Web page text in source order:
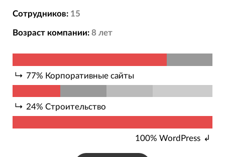
Сотрудников: 15
Возраст компании: 8 лет
77% Корпоративные сайты
24% Строительство
100%WordPress